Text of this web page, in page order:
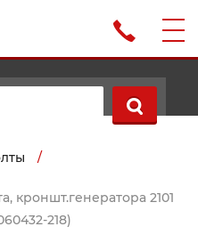
/
кроншт.генератора 2101
218)